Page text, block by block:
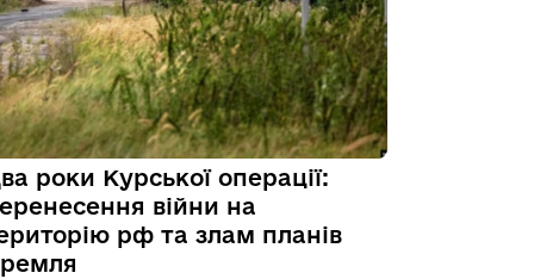
роки Курської операції:
війни на
рф та злам планів